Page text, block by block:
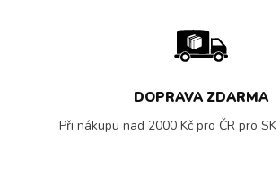
DOPRAVA ZDARMA
Při nákupu nad 2000 Kč pro ČR pro